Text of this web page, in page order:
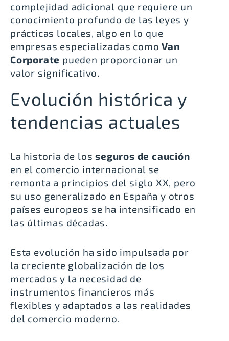
complejidad adicional que requiere un
conocimiento profundo de las leyes y
prácticas locales, algo en lo que
empresas especializadas comoVan
Corporate pueden proporcionar un
valor significativo.
Evolución histórica y
tendencias actuales
La historia de losseguros de caución
en el comercio internacional se
remonta a principios del siglo XX, pero
su uso generalizado en España y otros
países europeos se ha intensificado en
las últimas décadas.
Esta evolución ha sido impulsada por
la creciente globalización de los
mercados y la necesidad de
instrumentos financieros más
flexibles y adaptados a las realidades
del comercio moderno.